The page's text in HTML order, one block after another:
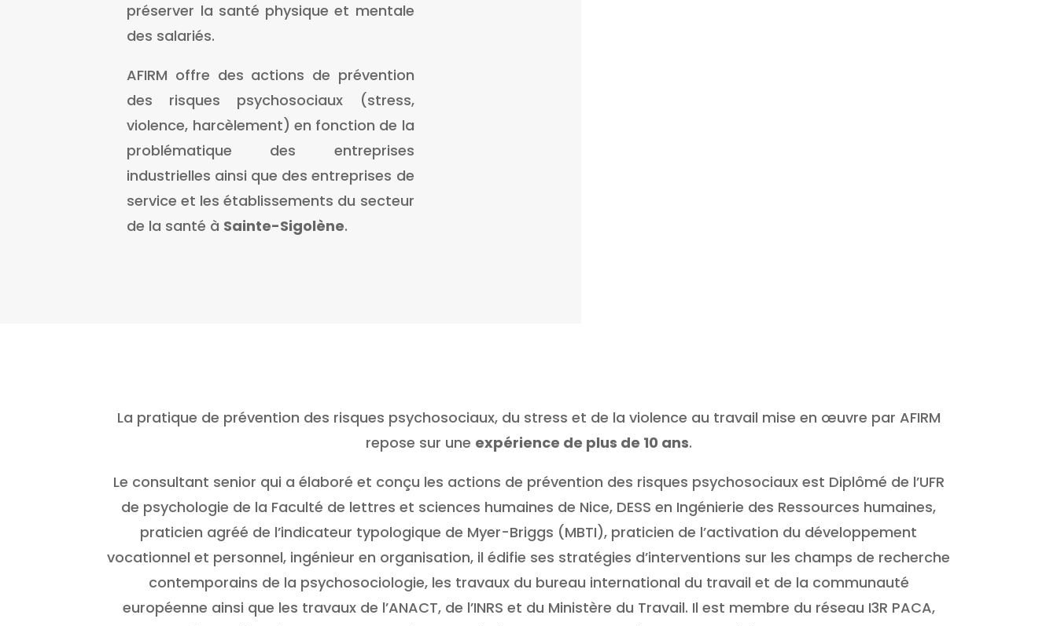
préserver la santé physique et mentale
des salariés.
AFIRM offre des actions de prévention
des risques psychosociaux (stress,
violence, harcèlement) en fonction de la
problématique des entreprises
industrielles ainsi que des entreprises de
service et les établissements du secteur
de la santé à Sainte-Sigolène.
La pratique de prévention des risques psychosociaux, du stress et de la violence au travail mise en œuvre par AFIRM
repose sur une expérience de plus de 10 ans.
Le consultant senior qui a élaboré et conçu les actions de prévention des risques psychosociaux est Diplômé de l’UFR
de psychologie de la Faculté de lettres et sciences humaines de Nice, DESS en Ingénierie des Ressources humaines,
praticien agréé de l’indicateur typologique de Myer-Briggs (MBTI), praticien de l’activation du développement
vocationnel et personnel, ingénieur en organisation, il édifie ses stratégies d’interventions sur les champs de recherche
contemporains de la psychosociologie, les travaux du bureau international du travail et de la communauté
européenne ainsi que les travaux de l’ANACT, de l’INRS et du Ministère du Travail. Il est membre du réseau I3R PACA,